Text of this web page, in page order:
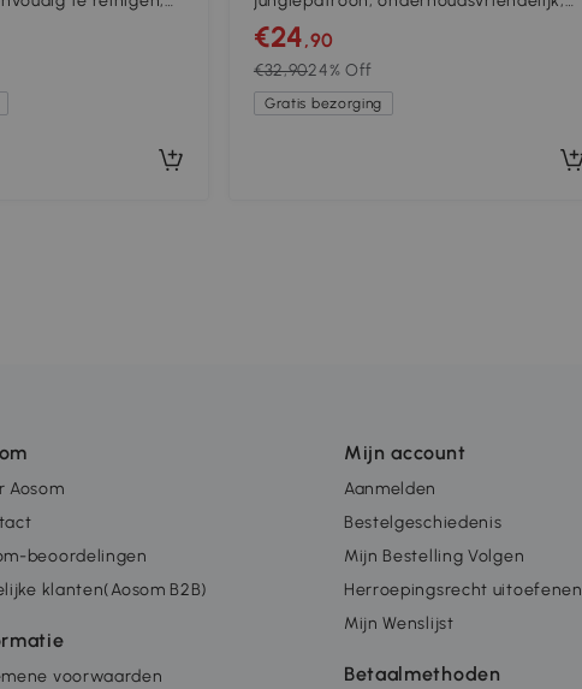
Crèmekleurig + Kleurrijk
€24,90
€32,9024% Off
Gratis bezorging
Aosom
beoordelingen
klanten(Aosom B2B)
voorwaarden
Mijn account
Aanmelden
Bestelgeschiedenis
Mijn Bestelling Volgen
Herroepingsrecht uitoefenen
Mijn Wenslijst
Betaalmethoden